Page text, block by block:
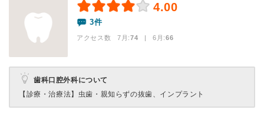
4.00
3件
アクセス数 7月:74 | 6月:66
歯科口腔外科について
【診療・治療法】 虫歯・親知らずの抜歯、インプラント